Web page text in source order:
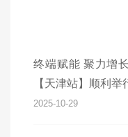
终端赋能 聚力增
【天津站】顺利举
2025-10-29